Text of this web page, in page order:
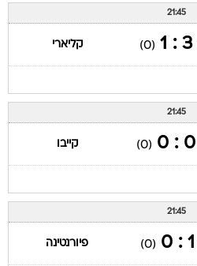
21:45
3 : 1
(0) קליארי
21:45
0 : 0
(0) קייבו
21:45
1 : 0
(0) פיורנטינה